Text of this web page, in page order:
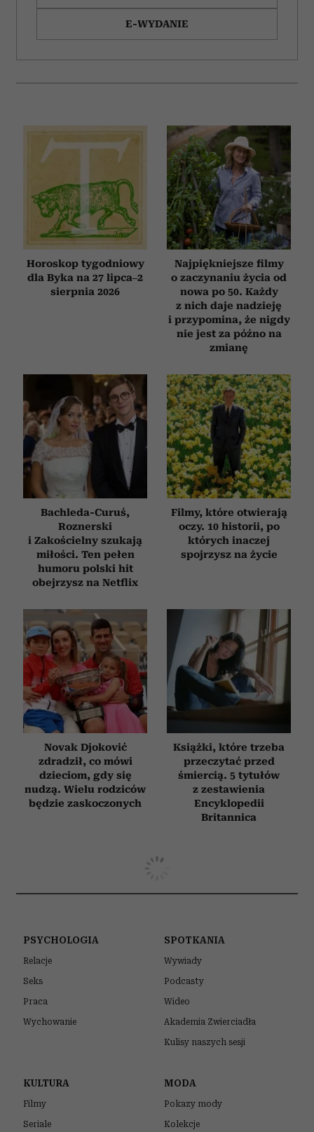
E-WYDANIE
Horoskop tygodniowy
dla Byka na 27 lipca–2
sierpnia 2026
Najpiękniejsze filmy
o zaczynaniu życia od
nowa po 50. Każdy
z nich daje nadzieję
i przypomina, że nigdy
nie jest za późno na
zmianę
Bachleda-Curuś,
Roznerski
i Zakościelny szukają
miłości. Ten pełen
humoru polski hit
obejrzysz na Netflix
Filmy, które otwierają
oczy. 10 historii, po
których inaczej
spojrzysz na życie
Novak Djoković
zdradził, co mówi
dzieciom, gdy się
nudzą. Wielu rodziców
będzie zaskoczonych
Książki, które trzeba
przeczytać przed
śmiercią. 5 tytułów
z zestawienia
Encyklopedii
Britannica
PSYCHOLOGIA
Relacje
Seks
Praca
Wychowanie
SPOTKANIA
Wywiady
Podcasty
Wideo
Akademia Zwierciadła
Kulisy naszych sesji
KULTURA
Filmy
Seriale
MODA
Pokazy mody
Kolekcje